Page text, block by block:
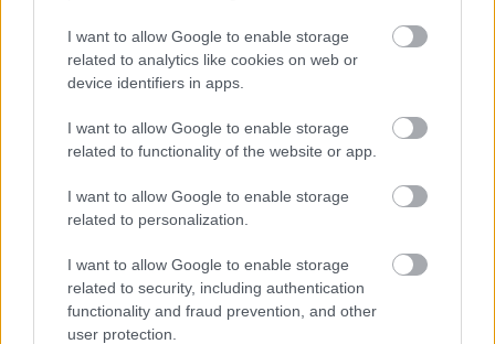
I want to allow Google to enable storage
related to analytics like cookies on web or
device identifiers in apps.
I want to allow Google to enable storage
related to functionality of the website or app.
I want to allow Google to enable storage
related to personalization.
I want to allow Google to enable storage
related to security, including authentication
functionality and fraud prevention, and other
user protection.
HIRDETÉS
LEGOLVASOTTABB
Paks II.: Mit jelent az 5. blokk új
mérföldköve a felülvizsgálat
árnyékában?
Fontos a postaládákba költöző
széncinegék védelme